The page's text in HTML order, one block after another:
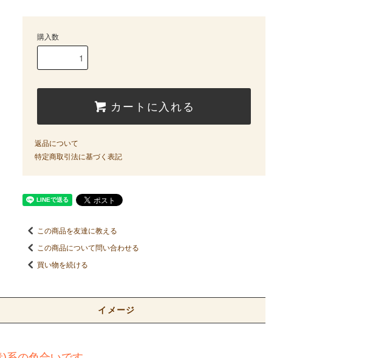
購入数
カートに入れる
返品について
特定商取引法に基づく表記
この商品を友達に教える
この商品について問い合わせる
買い物を続ける
イメージ